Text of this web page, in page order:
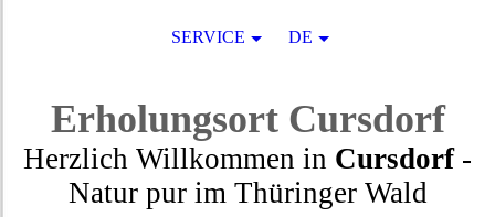
ErholungsortCursdorf
Herzlich Willkommen in Cursdorf-
Natur purim Thüringer Wald
SERVICE DE